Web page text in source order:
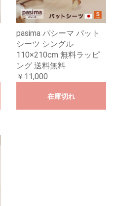
pasima パシーマ パット
シーツ シングル
110×210cm 無料ラッピ
ング 送料無料
￥11,000
在庫切れ